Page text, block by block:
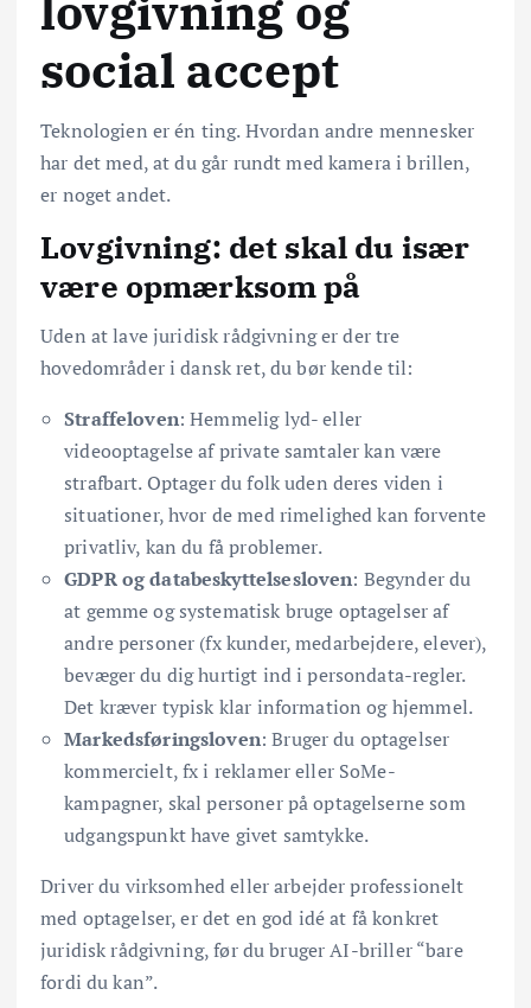
lovgivning og
social accept
Teknologien er én ting. Hvordan andre mennesker
har det med, at du går rundt med kamera i brillen,
er noget andet.
Lovgivning: det skal du især
være opmærksom på
Uden at lave juridisk rådgivning er der tre
hovedområder i dansk ret, du bør kende til:
Straffeloven: Hemmelig lyd- eller
videooptagelse af private samtaler kan være
strafbart. Optager du folk uden deres viden i
situationer, hvor de med rimelighed kan forvente
privatliv, kan du få problemer.
GDPR og databeskyttelsesloven: Begynder du
at gemme og systematisk bruge optagelser af
andre personer (fx kunder, medarbejdere, elever),
bevæger du dig hurtigt ind i persondata-regler.
Det kræver typisk klar information og hjemmel.
Markedsføringsloven: Bruger du optagelser
kommercielt, fx i reklamer eller SoMe-
kampagner, skal personer på optagelserne som
udgangspunkt have givet samtykke.
Driver du virksomhed eller arbejder professionelt
med optagelser, er det en god idé at få konkret
juridisk rådgivning, før du bruger AI-briller “bare
fordi du kan”.